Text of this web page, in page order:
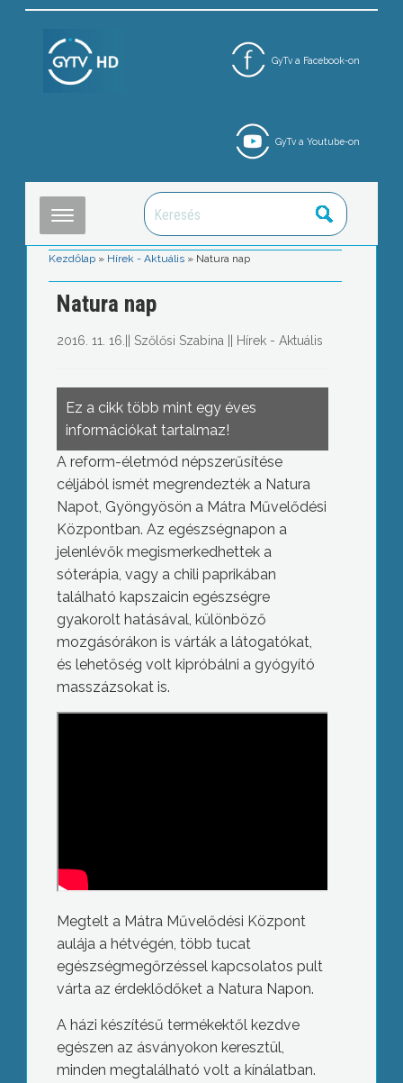
GyTv a Facebook-on
GyTv a Youtube-on
Kezdőlap » Hírek - Aktuális » Natura nap
Natura nap
2016. 11. 16. Szőlősi Szabina Hírek - Aktuális
Ez a cikk több mint egy éves
információkat tartalmaz!
A reform-életmód népszerűsítése
céljából ismét megrendezték a Natura
Napot, Gyöngyösön a Mátra Művelődési
Központban. Az egészségnapon a
jelenlévők megismerkedhettek a
sóterápia, vagy a chili paprikában
található kapszaicin egészségre
gyakorolt hatásával, különböző
mozgásórákon is várták a látogatókat,
és lehetőség volt kipróbálni a gyógyító
masszázsokat is.
Megtelt a Mátra Művelődési Központ
aulája a hétvégén, több tucat
egészségmegőrzéssel kapcsolatos pult
várta az érdeklődőket a Natura Napon.
A házi készítésű termékektől kezdve
egészen az ásványokon keresztül,
minden megtalálható volt a kínálatban.